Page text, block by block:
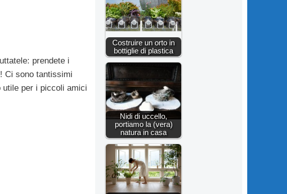
prendete i
! Ci sono tantissimi
per i piccoli amici
Costruire un orto in
bottiglie di plastica
Nidi di uccello,
portiamo la (vera)
natura in casa